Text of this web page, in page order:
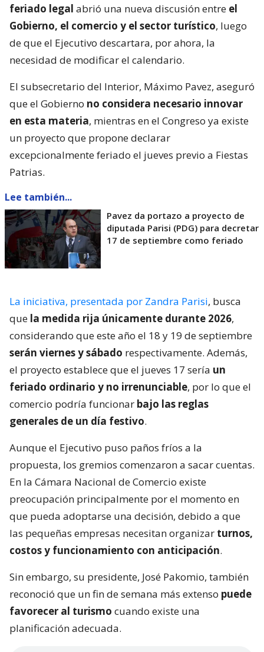
feriado legal abrió una nueva discusión entre el
Gobierno, el comercio y el sector turístico, luego
de que el Ejecutivo descartara, por ahora, la
necesidad de modificar el calendario.
El subsecretario del Interior, Máximo Pavez, aseguró
que el Gobierno no considera necesario innovar
en esta materia, mientras en el Congreso ya existe
un proyecto que propone declarar
excepcionalmente feriado el jueves previo a Fiestas
Patrias.
Lee también...
Pavez da portazo a proyecto de
diputada Parisi (PDG) para decretar
17 de septiembre como feriado
La iniciativa, presentada por Zandra Parisi, busca
que la medida rija únicamente durante 2026,
considerando que este año el 18 y 19 de septiembre
serán viernes y sábado respectivamente. Además,
el proyecto establece que el jueves 17 sería un
feriado ordinario y no irrenunciable, por lo que el
comercio podría funcionar bajo las reglas
generales de un día festivo.
Aunque el Ejecutivo puso paños fríos a la
propuesta, los gremios comenzaron a sacar cuentas.
En la Cámara Nacional de Comercio existe
preocupación principalmente por el momento en
que pueda adoptarse una decisión, debido a que
las pequeñas empresas necesitan organizar turnos,
costos y funcionamiento con anticipación.
Sin embargo, su presidente, José Pakomio, también
reconoció que un fin de semana más extenso puede
favorecer al turismo cuando existe una
planificación adecuada.